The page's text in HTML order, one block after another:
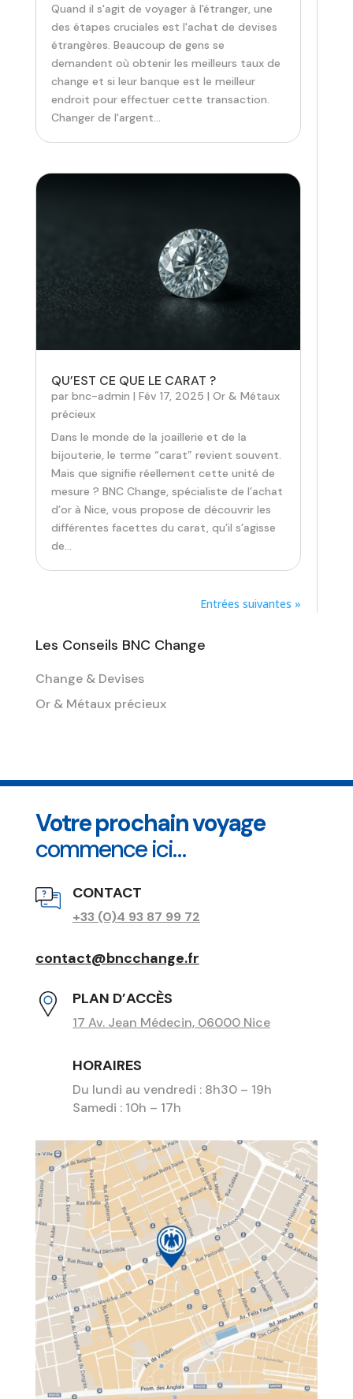
Quand il s'agit de voyager à l'étranger, une
des étapes cruciales est l'achat de devises
étrangères. Beaucoup de gens se
demandent où obtenir les meilleurs taux de
change et si leur banque est le meilleur
endroit pour effectuer cette transaction.
Changer de l'argent...
QU’EST CE QUE LE CARAT ?
par bnc-admin | Fév 17, 2025 | Or & Métaux
précieux
Dans le monde de la joaillerie et de la
bijouterie, le terme “carat” revient souvent.
Mais que signifie réellement cette unité de
mesure ? BNC Change, spécialiste de l’achat
d’or à Nice, vous propose de découvrir les
différentes facettes du carat, qu’il s’agisse
de...
Entrées suivantes »
Les Conseils BNC Change
Change & Devises
Or & Métaux précieux
Votre prochain voyage
commence ici…
CONTACT
+33 (0)4 93 87 99 72
contact@bncchange.fr
PLAN D’ACCÈS
17 Av. Jean Médecin, 06000 Nice
HORAIRES
Du lundi au vendredi : 8h30 – 19h
Samedi : 10h – 17h